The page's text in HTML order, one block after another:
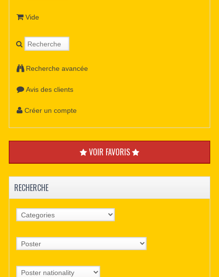
Vide
Recherche avancée
Avis des clients
Créer un compte
VOIR FAVORIS
RECHERCHE